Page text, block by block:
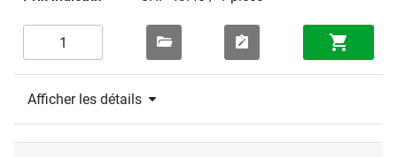
Afficher les détails